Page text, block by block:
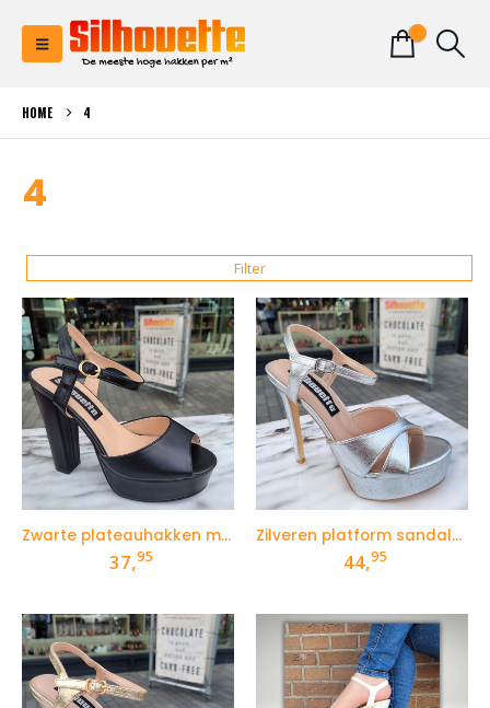
HOME 4
4
Filter
Zwarte plateauhakken met open teen en bandje
37,95
Zilveren platform sandalen met naaldhak
44,95